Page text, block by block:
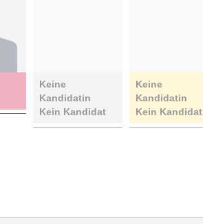
Keine
Kandidatin
Kein Kandidat
Keine
Kandidatin
Kein Kandidat